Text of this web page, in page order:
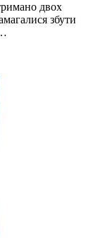
двох
збути